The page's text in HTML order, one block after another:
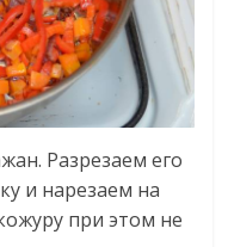
Разрезаем его
и нарезаем на
при этом не